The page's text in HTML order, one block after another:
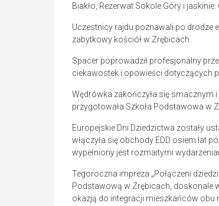
Biakło, Rezerwat Sokole Góry i
Uczestnicy rajdu poznawali po drodze
zabytkowy kościół w Zrębicach.
Spacer poprowadził profesjonalny
ciekawostek i opowieści dotyczących
Wędrówka zakończyła się smacznym
przygotowała Szkoła Podstawowa w
Europejskie Dni Dziedzictwa zostały
włączyła się obchody EDD osiem lat
wypełniony jest rozmaitymi
Tegoroczna impreza „Połączeni
Podstawową w Zrębicach, doskonale
okazją do integracji mieszkańców obu